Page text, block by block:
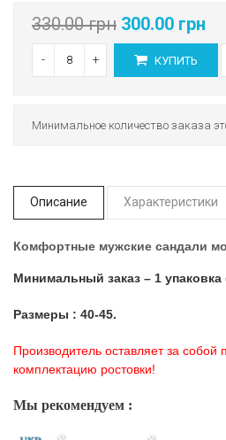
330.00 грн 300.00 грн
- + КУПИТЬ
Минимальное количество заказа
Описание Характеристики
Комфортные мужские сандали
Минимальный заказ – 1 упаковка
Размеры : 40-45.
Производитель оставляет за собой
комплектацию ростовки!
Мы рекомендуем :